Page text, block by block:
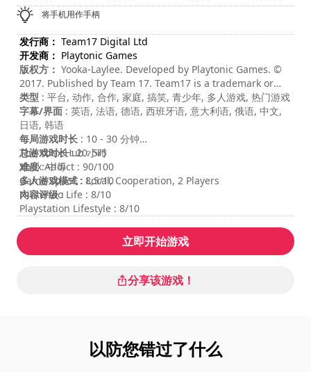
将手机用作手柄
发行商： Team17 Digital Ltd
开发商： Playtonic Games
版权方： Yooka-Laylee. Developed by Playtonic Games. ©
2017. Published by Team 17. Team17 is a trademark or
registered trademark of Team17 Digital Limited. All other
trademarks, copyrights and logos are property of their
respective owners.
类型 : 平台, 动作, 合作, 家庭, 搞笑, 青少年, 多人游戏, 热门游戏
字幕/界面 : 英语, 法语, 德语, 西班牙语, 意大利语, 俄语, 中文,
日语, 韩语
每局游戏时长 : 10 - 30 分钟
总游戏时长: 20小时
难度: 中等
多人游戏模式 : Local, Cooperation, 2 Players
内容评级:
The Xbox Hub : 5/5
Xbox Addict : 90/100
Game Space : 8,5/10
Nintendo Life : 8/10
Playstation Lifestyle : 8/10
立即开始游戏
分享该游戏！
以防您错过了什么